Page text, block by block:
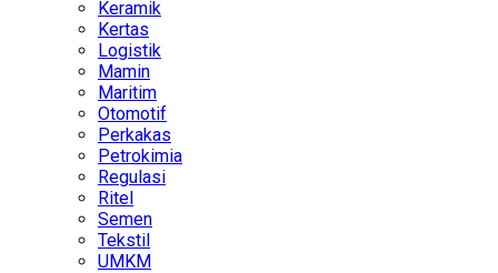
Keramik
Kertas
Logistik
Mamin
Maritim
Otomotif
Perkakas
Petrokimia
Regulasi
Ritel
Semen
Tekstil
UMKM